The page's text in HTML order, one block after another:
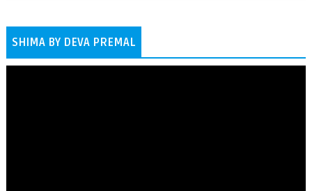
SHIMA BY DEVA PREMAL